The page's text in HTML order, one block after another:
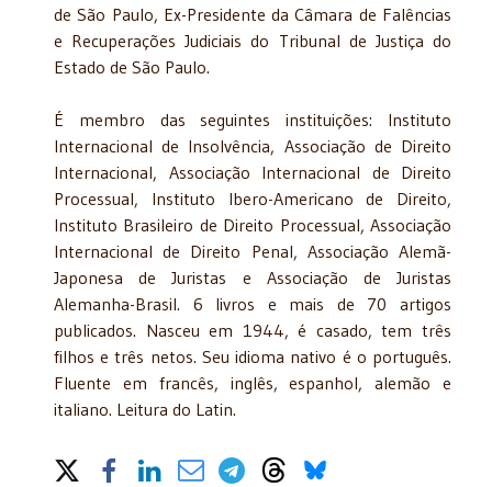
de São Paulo, Ex-Presidente da Câmara de Falências
e Recuperações Judiciais do Tribunal de Justiça do
Estado de São Paulo.
É membro das seguintes instituições: Instituto
Internacional de Insolvência, Associação de Direito
Internacional, Associação Internacional de Direito
Processual, Instituto Ibero-Americano de Direito,
Instituto Brasileiro de Direito Processual, Associação
Internacional de Direito Penal, Associação Alemã-
Japonesa de Juristas e Associação de Juristas
Alemanha-Brasil. 6 livros e mais de 70 artigos
publicados. Nasceu em 1944, é casado, tem três
filhos e três netos. Seu idioma nativo é o português.
Fluente em francês, inglês, espanhol, alemão e
italiano. Leitura do Latin.
Share on Social Media